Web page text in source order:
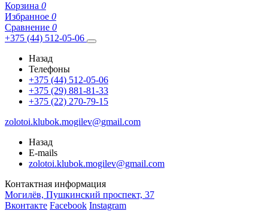
Корзина 0
Избранное 0
Сравнение 0
+375 (44) 512-05-06
Назад
Телефоны
+375 (44) 512-05-06
+375 (29) 881-81-33
+375 (22) 270-79-15
zolotoi.klubok.mogilev@gmail.com
Назад
E-mails
zolotoi.klubok.mogilev@gmail.com
Контактная информация
Могилёв, Пушкинский проспект, 37
Вконтакте Facebook Instagram